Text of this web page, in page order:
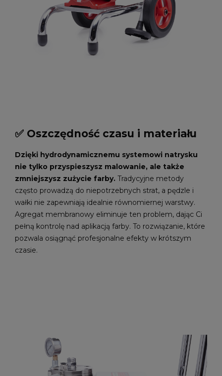
✅ Oszczędność czasu i materiału
Dzięki hydrodynamicznemu systemowi natrysku
nie tylko przyspieszysz malowanie, ale także
zmniejszysz zużycie farby. Tradycyjne metody
często prowadzą do niepotrzebnych strat, a pędzle i
wałki nie zapewniają idealnie równomiernej warstwy.
Agregat membranowy eliminuje ten problem, dając Ci
pełną kontrolę nad aplikacją farby. To rozwiązanie, które
pozwala osiągnąć profesjonalne efekty w krótszym
czasie.